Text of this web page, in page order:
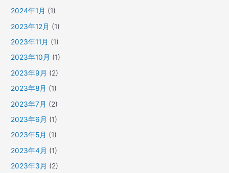
2024年1月 (1)
2023年12月 (1)
2023年11月 (1)
2023年10月 (1)
2023年9月 (2)
2023年8月 (1)
2023年7月 (2)
2023年6月 (1)
2023年5月 (1)
2023年4月 (1)
2023年3月 (2)